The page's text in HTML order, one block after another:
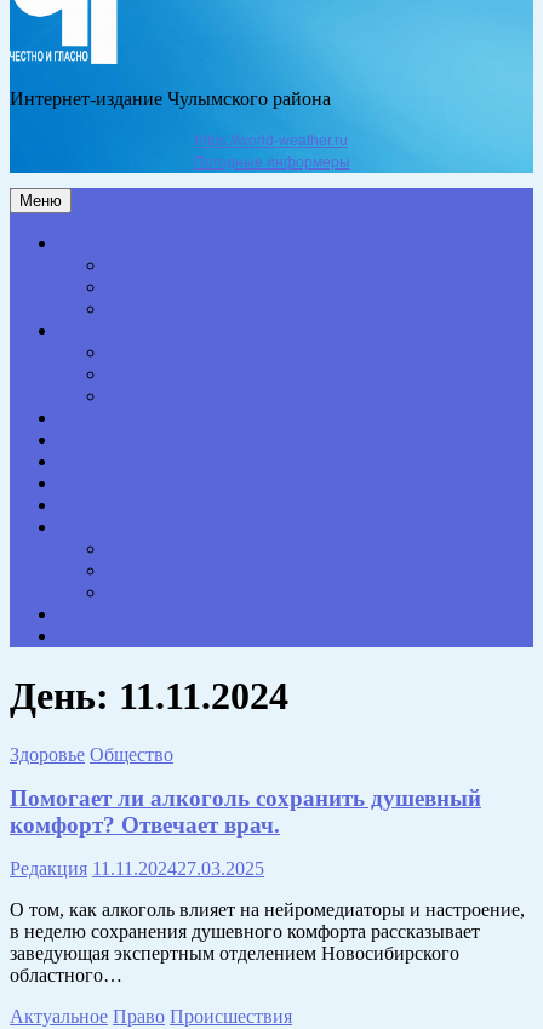
Интернет-издание Чулымского района
https://world-weather.ru
Погодные информеры
Меню
День: 11.11.2024
Здоровье Общество
Помогает ли алкоголь сохранить душевный
комфорт? Отвечает врач.
Редакция 11.11.202427.03.2025
О том, как алкоголь влияет на нейромедиаторы и настроение,
в неделю сохранения душевного комфорта рассказывает
заведующая экспертным отделением Новосибирского
областного…
Актуальное Право Происшествия